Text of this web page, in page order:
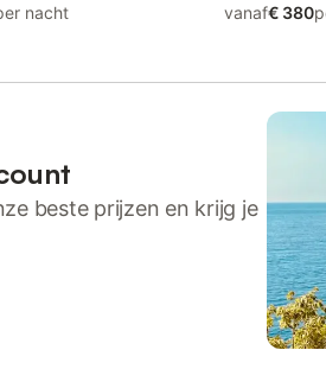
nacht
vanaf€ 380
beste prijzen en krijg je